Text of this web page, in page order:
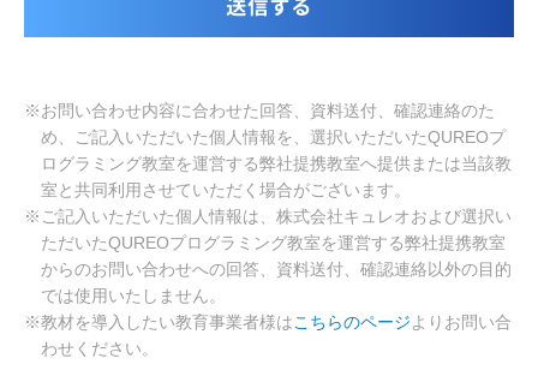
※お問い合わせ内容に合わせた回答、資料送付、確認連絡のた
め、ご記入いただいた個人情報を、選択いただいたQUREOプ
ログラミング教室を運営する弊社提携教室へ提供または当該教
室と共同利用させていただく場合がございます。
※ご記入いただいた個人情報は、株式会社キュレオおよび選択い
ただいたQUREOプログラミング教室を運営する弊社提携教室
からのお問い合わせへの回答、資料送付、確認連絡以外の目的
では使用いたしません。
※教材を導入したい教育事業者様はこちらのページよりお問い合
わせください。